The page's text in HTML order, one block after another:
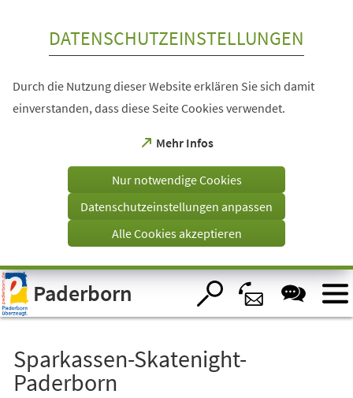
Visuelle
Assistenzsoftware
öffnen.
DATENSCHUTZEINSTELLUNGEN
Durch die Nutzung dieser Website erklären Sie sich damit
einverstanden, dass diese Seite Cookies verwendet.
Mehr Infos
(Öffnet
einem
Tab)
Nur notwendige Cookies
Datenschutzeinstellungen anpassen
Alle Cookies akzeptieren
Paderborn
Sparkassen-Skatenight-
Paderborn